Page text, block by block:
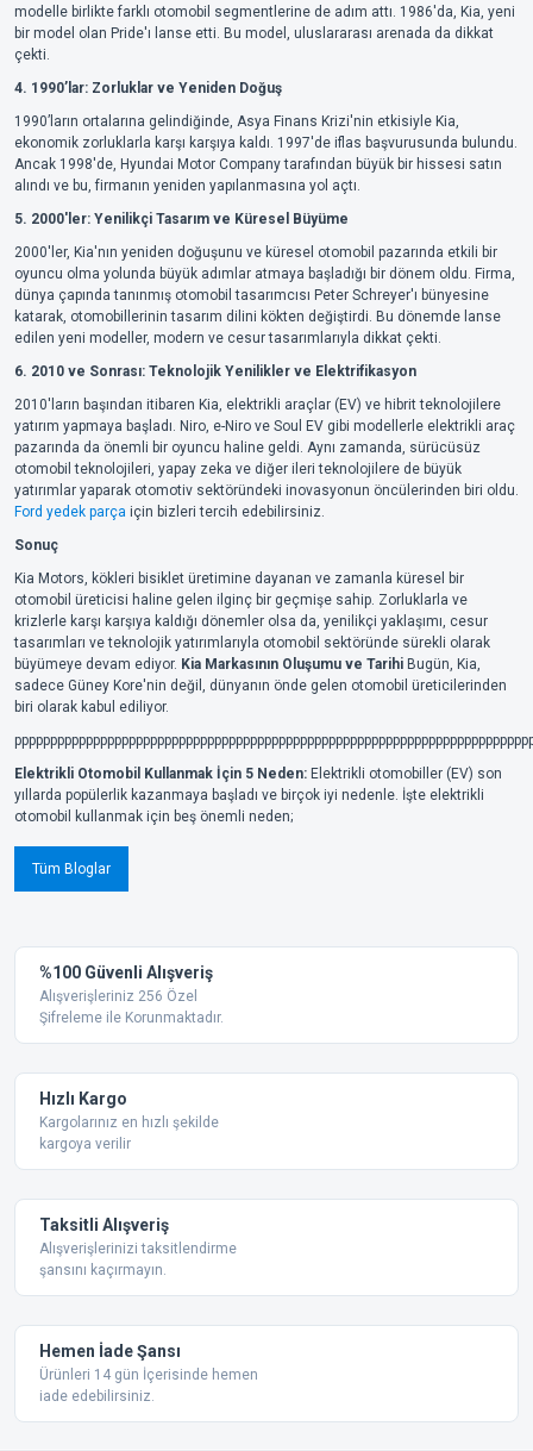
modelle birlikte farklı otomobil segmentlerine de adım attı. 1986'da, Kia, yeni
bir model olan Pride'ı lanse etti. Bu model, uluslararası arenada da dikkat
çekti.
4. 1990’lar: Zorluklar ve Yeniden Doğuş
1990’ların ortalarına gelindiğinde, Asya Finans Krizi'nin etkisiyle Kia,
ekonomik zorluklarla karşı karşıya kaldı. 1997'de iflas başvurusunda bulundu.
Ancak 1998'de, Hyundai Motor Company tarafından büyük bir hissesi satın
alındı ve bu, firmanın yeniden yapılanmasına yol açtı.
5. 2000'ler: Yenilikçi Tasarım ve Küresel Büyüme
2000'ler, Kia'nın yeniden doğuşunu ve küresel otomobil pazarında etkili bir
oyuncu olma yolunda büyük adımlar atmaya başladığı bir dönem oldu. Firma,
dünya çapında tanınmış otomobil tasarımcısı Peter Schreyer'ı bünyesine
katarak, otomobillerinin tasarım dilini kökten değiştirdi. Bu dönemde lanse
edilen yeni modeller, modern ve cesur tasarımlarıyla dikkat çekti.
6. 2010 ve Sonrası: Teknolojik Yenilikler ve Elektrifikasyon
2010'ların başından itibaren Kia, elektrikli araçlar (EV) ve hibrit teknolojilere
yatırım yapmaya başladı. Niro, e-Niro ve Soul EV gibi modellerle elektrikli araç
pazarında da önemli bir oyuncu haline geldi. Aynı zamanda, sürücüsüz
otomobil teknolojileri, yapay zeka ve diğer ileri teknolojilere de büyük
yatırımlar yaparak otomotiv sektöründeki inovasyonun öncülerinden biri oldu.
Ford yedek parça için bizleri tercih edebilirsiniz.
Sonuç
Kia Motors, kökleri bisiklet üretimine dayanan ve zamanla küresel bir
otomobil üreticisi haline gelen ilginç bir geçmişe sahip. Zorluklarla ve
krizlerle karşı karşıya kaldığı dönemler olsa da, yenilikçi yaklaşımı, cesur
tasarımları ve teknolojik yatırımlarıyla otomobil sektöründe sürekli olarak
büyümeye devam ediyor. Kia Markasının Oluşumu ve Tarihi Bugün, Kia,
sadece Güney Kore'nin değil, dünyanın önde gelen otomobil üreticilerinden
biri olarak kabul ediliyor.
Elektrikli Otomobil Kullanmak İçin 5 Neden: Elektrikli otomobiller (EV) son
yıllarda popülerlik kazanmaya başladı ve birçok iyi nedenle. İşte elektrikli
otomobil kullanmak için beş önemli neden;
Tüm Bloglar
%100 Güvenli Alışveriş
Alışverişleriniz 256 Özel
Şifreleme ile Korunmaktadır.
Hızlı Kargo
Kargolarınız en hızlı şekilde
kargoya verilir
Taksitli Alışveriş
Alışverişlerinizi taksitlendirme
şansını kaçırmayın.
Hemen İade Şansı
Ürünleri 14 gün İçerisinde hemen
iade edebilirsiniz.